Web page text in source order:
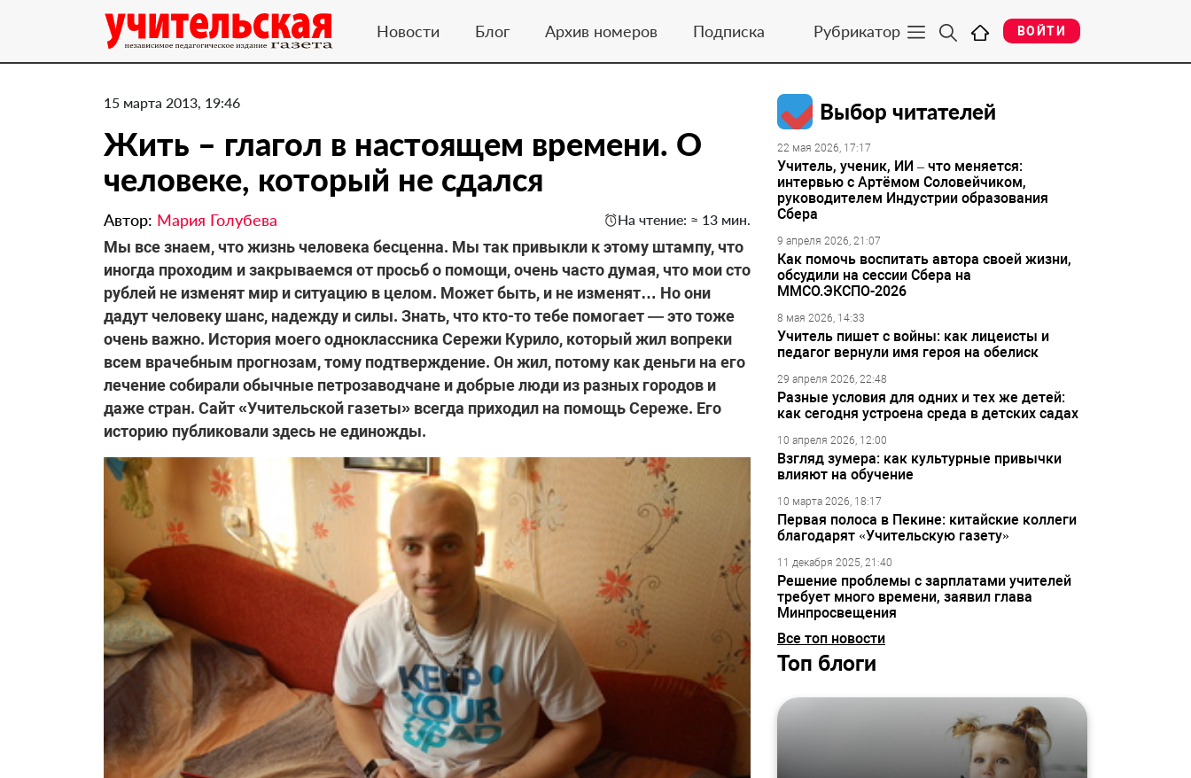
Новости Блог Архив номеров Подписка Рубрикатор ВОЙТИ
15 марта 2013, 19:46
Жить – глагол в настоящем времени. О
человеке, который не сдался
Автор: Мария Голубева На чтение: ≈ 13 мин.
Мы все знаем, что жизнь человека бесценна. Мы так привыкли к этому штампу, что
иногда проходим и закрываемся от просьб о помощи, очень часто думая, что мои сто
рублей не изменят мир и ситуацию в целом. Может быть, и не изменят… Но они
дадут человеку шанс, надежду и силы. Знать, что кто-то тебе помогает — это тоже
очень важно. История моего одноклассника Сережи Курило, который жил вопреки
всем врачебным прогнозам, тому подтверждение. Он жил, потому как деньги на его
лечение собирали обычные петрозаводчане и добрые люди из разных городов и
даже стран. Сайт «Учительской газеты» всегда приходил на помощь Сереже. Его
историю публиковали здесь не единожды.
Выбор читателей
22 мая 2026, 17:17
Учитель, ученик, ИИ – что меняется:
интервью с Артёмом Соловейчиком,
руководителем Индустрии образования
Сбера
9 апреля 2026, 21:07
Как помочь воспитать автора своей жизни,
обсудили на сессии Сбера на
ММСО.ЭКСПО-2026
8 мая 2026, 14:33
Учитель пишет с войны: как лицеисты и
педагог вернули имя героя на обелиск
29 апреля 2026, 22:48
Разные условия для одних и тех же детей:
как сегодня устроена среда в детских садах
10 апреля 2026, 12:00
Взгляд зумера: как культурные привычки
влияют на обучение
10 марта 2026, 18:17
Первая полоса в Пекине: китайские коллеги
благодарят «Учительскую газету»
11 декабря 2025, 21:40
Решение проблемы с зарплатами учителей
требует много времени, заявил глава
Минпросвещения
Все топ новости
Топ блоги